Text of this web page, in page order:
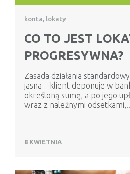
konta, lokaty
CO TO JEST
PROGRESYWNA?
Zasada działania
jasna – klient deponuje w
określoną sumę, a po jego
wraz z należnymi
8 KWIETNIA